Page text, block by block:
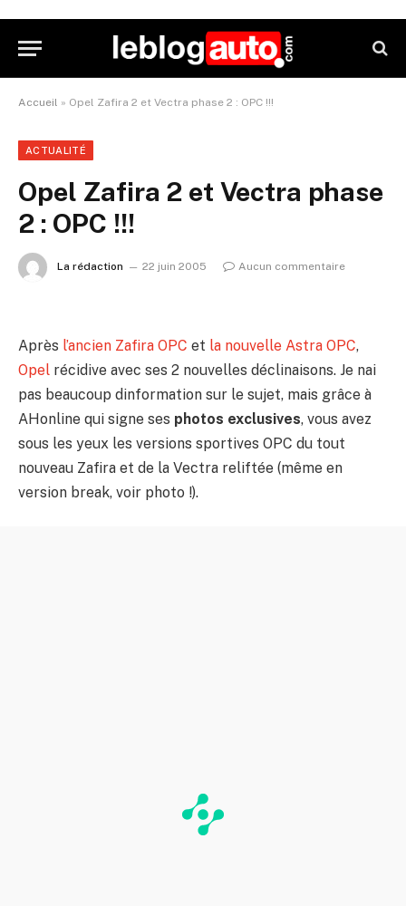
Accueil » Opel Zafira 2 et Vectra phase 2 : OPC !!!
ACTUALITÉ
Opel Zafira 2 et Vectra phase
2 : OPC !!!
La rédaction 22 juin 2005 Aucun commentaire
Après l’ancien Zafira OPC et la nouvelle Astra OPC,
Opel récidive avec ses 2 nouvelles déclinaisons. Je nai
pas beaucoup dinformation sur le sujet, mais grâce à
AHonline qui signe ses photos exclusives, vous avez
sous les yeux les versions sportives OPC du tout
nouveau Zafira et de la Vectra reliftée (même en
version break, voir photo !).